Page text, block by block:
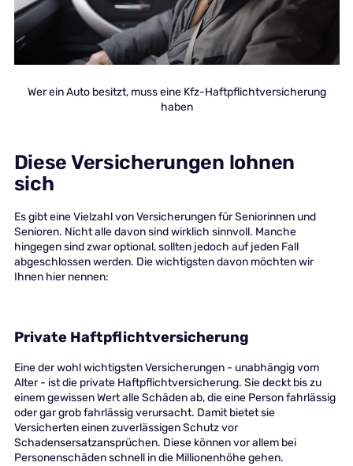
Wer ein Auto besitzt, muss eine Kfz-Haftpflichtversicherung
haben
Diese Versicherungen lohnen
sich
Es gibt eine Vielzahl von Versicherungen für Seniorinnen und
Senioren. Nicht alle davon sind wirklich sinnvoll. Manche
hingegen sind zwar optional, sollten jedoch auf jeden Fall
abgeschlossen werden. Die wichtigsten davon möchten wir
Ihnen hier nennen:
Private Haftpflichtversicherung
Eine der wohl wichtigsten Versicherungen - unabhängig vom
Alter - ist die private Haftpflichtversicherung. Sie deckt bis zu
einem gewissen Wert alle Schäden ab, die eine Person fahrlässig
oder gar grob fahrlässig verursacht. Damit bietet sie
Versicherten einen zuverlässigen Schutz vor
Schadensersatzansprüchen. Diese können vor allem bei
Personenschäden schnell in die Millionenhöhe gehen.